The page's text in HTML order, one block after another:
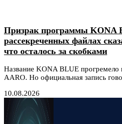
Призрак программы KONA
рассекреченных файлах
что осталось за скобками
Название KONA BLUE прогремело
AARO. Но официальная запись
10.08.2026